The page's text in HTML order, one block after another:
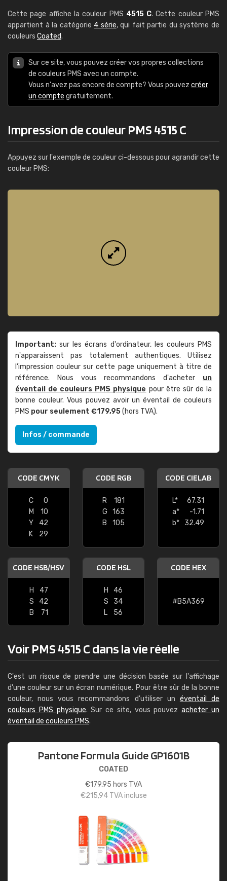
Cette page affiche la couleur PMS 4515 C. Cette couleur PMS
appartient à la catégorie 4 série, qui fait partie du système de
couleurs Coated.
Sur ce site, vous pouvez créer vos propres collections
de couleurs PMS avec un compte.
Vous n'avez pas encore de compte? Vous pouvez créer
un compte gratuitement.
Impression de couleur PMS 4515 C
Appuyez sur l'exemple de couleur ci-dessous pour agrandir cette
couleur PMS:
Important: sur les écrans d'ordinateur, les couleurs PMS
n'apparaissent pas totalement authentiques. Utilisez
l'impression couleur sur cette page uniquement à titre de
référence. Nous vous recommandons d'acheter un
éventail de couleurs PMS physique pour être sûr de la
bonne couleur. Vous pouvez avoir un éventail de couleurs
PMS pour seulement €179,95(hors TVA).
Infos / commande
CODE CMYK
C
0
M
10
Y
42
K
29
CODE RGB
R
181
G
163
B
105
CODE CIELAB
L*
67.31
a*
-1.71
b*
32.49
CODE HSB/HSV
H
47
S
42
B
71
CODE HSL
H
46
S
34
L
56
CODE HEX
#B5A369
Voir PMS 4515 C dans la vie réelle
C'est un risque de prendre une décision basée sur l'affichage
d'une couleur sur un écran numérique. Pour être sûr de la bonne
couleur, nous vous recommandons d'utiliser un éventail de
couleurs PMS physique. Sur ce site, vous pouvezacheter un
éventail de couleurs PMS.
Pantone Formula Guide GP1601B
COATED
€179,95 hors TVA
€215,94TVA incluse